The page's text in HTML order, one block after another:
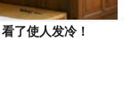
了使人发冷！